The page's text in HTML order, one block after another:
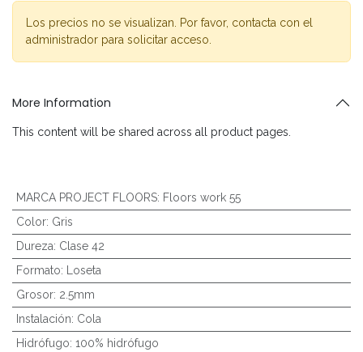
Los precios no se visualizan. Por favor, contacta con el
administrador para solicitar acceso.
More Information
This content will be shared across all product pages.
MARCA PROJECT FLOORS: Floors work 55
Color: Gris
Dureza: Clase 42
Formato: Loseta
Grosor: 2.5mm
Instalación: Cola
Hidrófugo: 100% hidrófugo